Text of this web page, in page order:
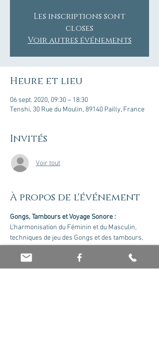
Les inscriptions sont
closes
Voir autres événements
Heure et lieu
06 sept. 2020, 09:30 – 18:30
Tenshi, 30 Rue du Moulin, 89140 Pailly, France
Invités
Voir tout
À propos de l'événement
Gongs, Tambours et Voyage Sonore :
L'harmonisation du Féminin et du Masculin,
techniques de jeu des Gongs et des tambours,
sonore...Nous contacter pour recevoir le
cursus complet.